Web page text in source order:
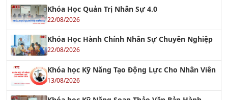
Tư Vấn FSSC 22000
12/12/2022
Tư vấn GMP - Good Manufacturing Practices
Tư vấn BSCI - Nhanh Chóng Hiệu Quả